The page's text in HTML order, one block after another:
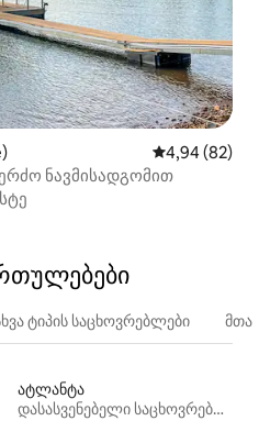
საშუალო
4,94 (82)
ნავმისადგომით
ტიპის საცხოვრებლები
ატლანტა
დასასვენებელი საცხოვრებლები